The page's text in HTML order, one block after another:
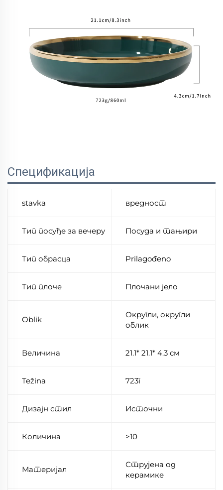
Спецификација
stavka вредност
Тип посуђе за вечеру Посуда и тањири
Тип обрасца Prilagođeno
Тип плоче Плочани јело
Oblik
Округли, округли
облик
Величина 21.1* 21.1* 4.3 см
Težina 723г
Дизајн стил Источни
Количина >10
Материјал
Струјена од
керамике